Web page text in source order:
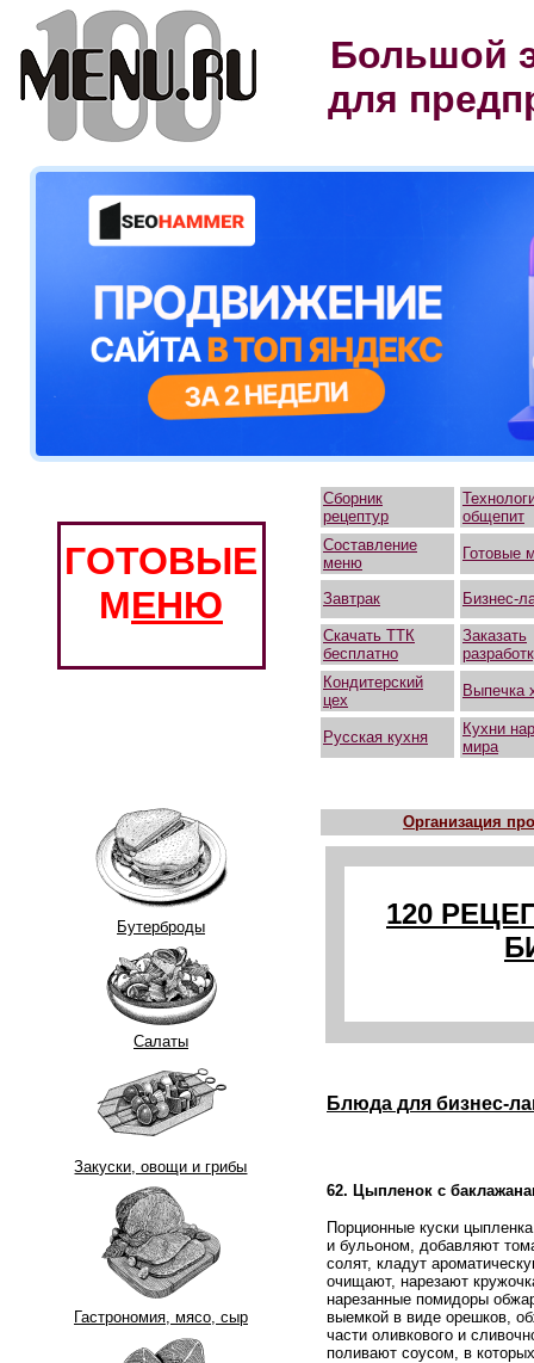
Большой
для
ГОТОВЫЕ
МЕНЮ
Сборник
рецептур
общепит
Составление
меню
Готовые
Завтрак Бизнес-
Скачать ТТК
бесплатно
Заказать
Кондитерский
цех
Выпечка
Русская кухня
Кухни
мира
Бутерброды
Салаты
Закуски, овощи и грибы
Гастрономия, мясо, сыр
Организация
120
Блюда для бизнес-
62. Цыпленок с
Порционные куски
и бульоном, добавляют
солят, кладут
очищают, нарезают
нарезанные помидоры
выемкой в виде орешков,
части оливкового и
поливают соусом, в